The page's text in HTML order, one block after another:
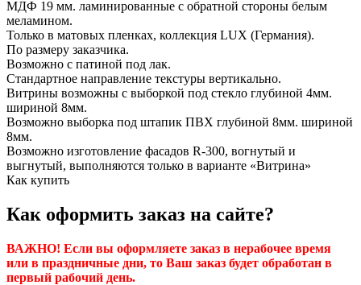
МДФ 19 мм. ламинированные с обратной стороны белым
меламином.
Только в матовых пленках, коллекция LUX (Германия).
По размеру заказчика.
Возможно с патиной под лак.
Стандартное направление текстуры вертикально.
Витрины возможны с выборкой под стекло глубиной 4мм.
шириной 8мм.
Возможно выборка под штапик ПВХ глубиной 8мм. шириной
8мм.
Возможно изготовление фасадов R-300, вогнутый и
выгнутый, выполняются только в варианте «Витрина»
Как купить
Как оформить заказ на сайте?
ВАЖНО! Если вы оформляете заказ в нерабочее время
или в праздничные дни, то Ваш заказ будет обработан в
первый рабочий день.